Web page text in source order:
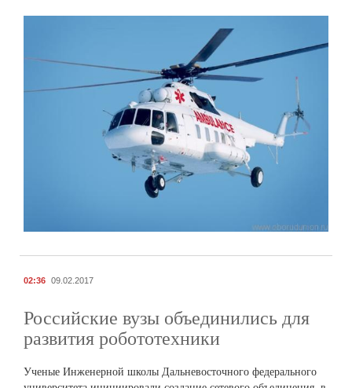
02:36 09.02.2017
Российские вузы объединились для
развития робототехники
Ученые Инженерной школы Дальневосточного федерального